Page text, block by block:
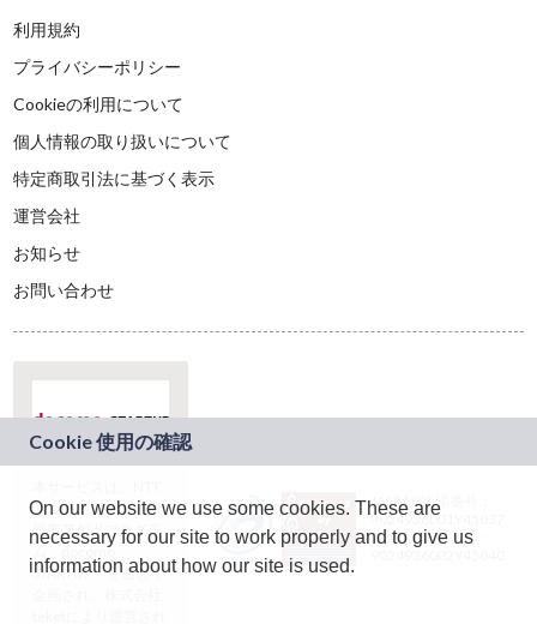
利用規約
プライバシーポリシー
Cookieの利用について
個人情報の取り扱いについて
特定商取引法に基づく表示
運営会社
お知らせ
お問い合わせ
ドコモグループの新
規事業創出プログラ
ム「docomo
STARTUP」を通じて
JASRAC許諾番号：
9024936001Y45037
JASRAC許諾番号：
On our website we use some cookies. These are
necessary for our site to work properly and to give us
information about how our site is used.